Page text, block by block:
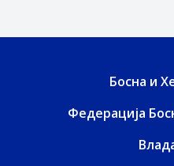
Босна и
Федерација